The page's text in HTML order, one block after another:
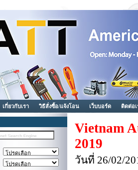
เกี่ยวกับเรา วิธีสั่งซื้อ/แจ้งโอน เว็บบอร์ด ติดต่อเ
Vietnam
2019
วันที่ 26/02/